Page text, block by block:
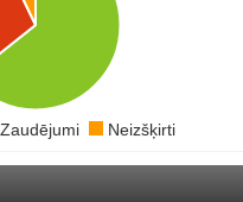
Zaudējumi Neizšķirti